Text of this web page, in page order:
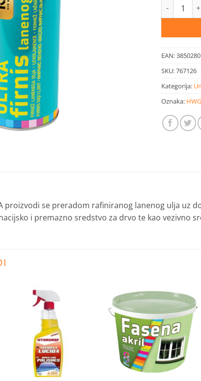
EAN:
SKU:767126
Kategorija:
Oznaka:
proizvodi se preradom rafiniranog lanenog ulja uz
i premazno sredstvo za drvo te kao vezivno
Dodaj
na
listu
želja